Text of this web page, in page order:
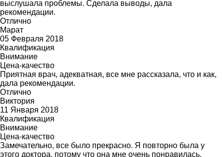
выслушала проблемы. Сделала выводы, дала
рекомендации.
Отлично
Марат
05 Февраля 2018
Квалификация
Внимание
Цена-качество
Приятная врач, адекватная, все мне рассказала, что и как,
дала рекомендации.
Отлично
Виктория
11 Января 2018
Квалификация
Внимание
Цена-качество
Замечательно, все было прекрасно. Я повторно была у
этого доктора, потому что она мне очень понравилась,